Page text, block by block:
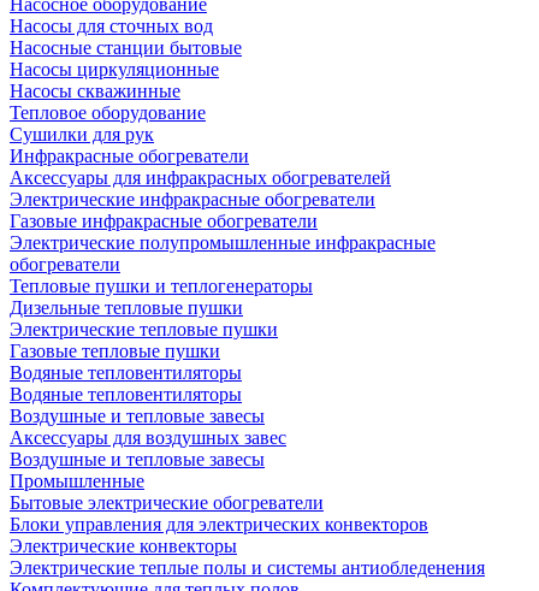
Насосное оборудование
Насосы для сточных вод
Насосные станции бытовые
Насосы циркуляционные
Насосы скважинные
Тепловое оборудование
Сушилки для рук
Инфракрасные обогреватели
Аксессуары для инфракрасных обогревателей
Электрические инфракрасные обогреватели
Газовые инфракрасные обогреватели
Электрические полупромышленные инфракрасные
обогреватели
Тепловые пушки и теплогенераторы
Дизельные тепловые пушки
Электрические тепловые пушки
Газовые тепловые пушки
Водяные тепловентиляторы
Водяные тепловентиляторы
Воздушные и тепловые завесы
Аксессуары для воздушных завес
Воздушные и тепловые завесы
Промышленные
Бытовые электрические обогреватели
Блоки управления для электрических конвекторов
Электрические конвекторы
Электрические теплые полы и системы антиобледенения